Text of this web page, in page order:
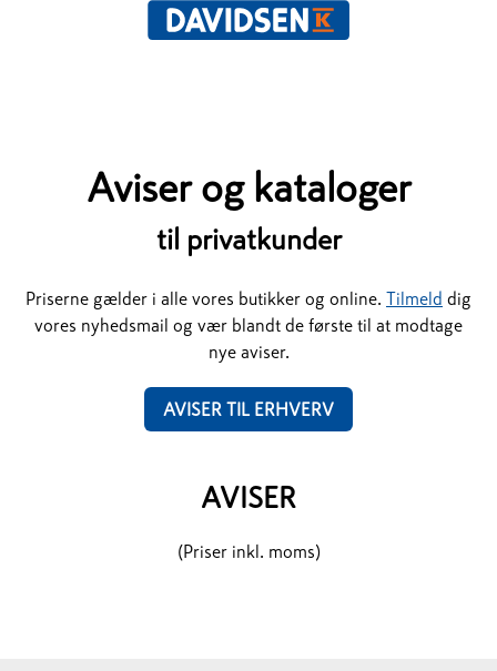
Aviser og kataloger
til privatkunder
Priserne gælder i alle vores butikker og online. Tilmeld dig
vores nyhedsmail og vær blandt de første til at modtage
nye aviser.
AVISER TIL ERHVERV
AVISER
(Priser inkl. moms)